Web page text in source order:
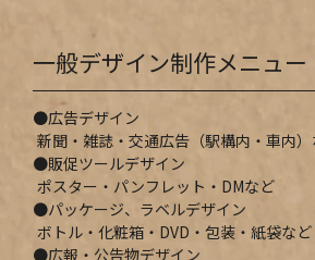
一般デザイン制作メニュー
広告デザイン
新聞・雑誌・交通広告（駅構内・車内
販促ツールデザイン
ポスター・パンフレット・DMなど
パッケージ、ラベルデザイン
ボトル・化粧箱・DVD・包装・紙袋など
広報・公告物デザイン